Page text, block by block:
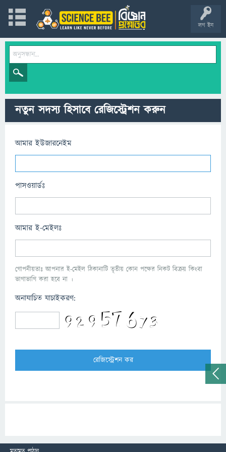
লগ ইন
নতুন সদস্য হিসাবে রেজিস্ট্রেশন করুন
আমার ইউজারনেইম
পাসওয়ার্ডঃ
আমার ই-মেইলঃ
গোপনীয়তাঃ আপনার ই-মেইল ঠিকানাটি তৃতীয় কোন পক্ষের নিকট বিক্রয় কিংবা
ভাগাভাগি করা হবে না ।
অনাযাচিত যাচাইকরণ: